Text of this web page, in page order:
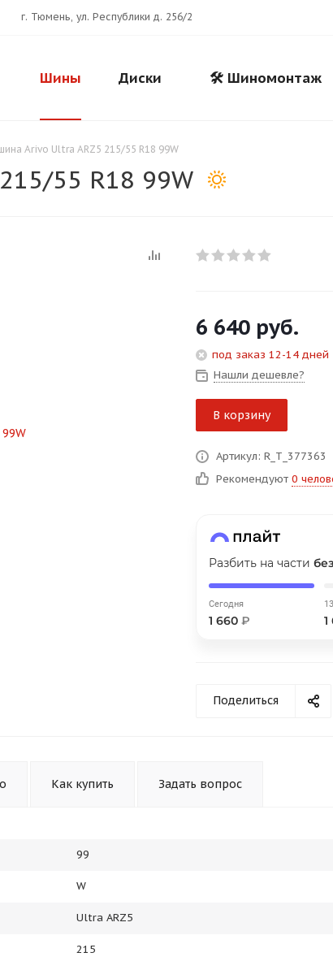
г. Тюмень, ул. Республики д. 256/2
Шины Диски 🛠️ Шиномонтаж
Arivo Ultra ARZ5 215/55 R18 99W
55 R18 99W
6 640 руб.
под заказ 12-14 дней
Нашли дешевле?
В корзину
Артикул: R_T_377363
Рекомендуют 0
Разбить на части
Сегодня
1 660 ₽ 1
Поделиться
Как купить Задать вопрос
99
W
Ultra ARZ5
215
без переплат
График платежей
в корзину
Подробнееоб оплате Плайтом